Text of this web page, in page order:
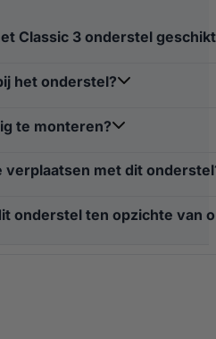
Classic 3 onderstel
het onderstel?
te monteren?
verplaatsen met dit
onderstel ten opzichte van